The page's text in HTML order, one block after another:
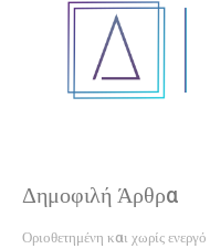
Δημοφιλή Άρθρα
Οριοθετημένη και χωρίς